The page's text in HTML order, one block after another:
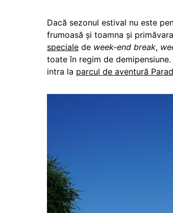
Dacă sezonul estival nu este
frumoasă și toamna și
speciale de week-end break,
toate în regim de
intra la parcul de aventură